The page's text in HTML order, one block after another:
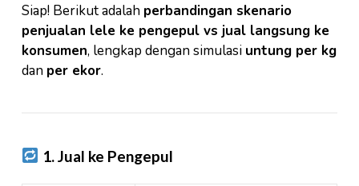
Siap! Berikut adalah perbandingan skenario
penjualan lele ke pengepul vs jual langsung ke
konsumen, lengkap dengan simulasi untung per kg
dan per ekor.
1. Jual ke Pengepul